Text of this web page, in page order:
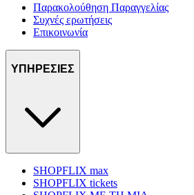
Παρακολούθηση Παραγγελίας
Συχνές ερωτήσεις
Επικοινωνία
ΥΠΗΡΕΣΙΕΣ
SHOPFLIX max
SHOPFLIX tickets